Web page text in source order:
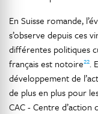
En Suisse romande,
s’observe depuis ces
différentes politiques
français est notoire22.
développement de
de plus en plus pour
CAC - Centre